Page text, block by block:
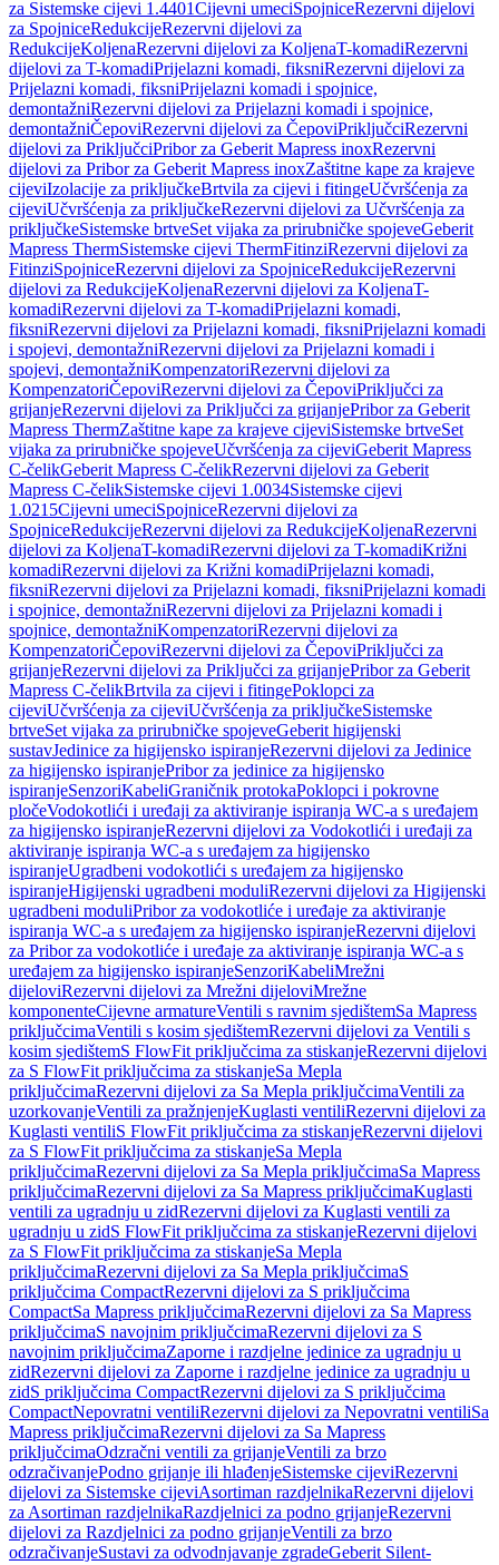
za Sistemske cijevi 1.4401Cijevni umeciSpojniceRezervni dijelovi
za SpojniceRedukcijeRezervni dijelovi za
RedukcijeKoljenaRezervni dijelovi za KoljenaT-komadiRezervni
dijelovi za T-komadiPrijelazni komadi, fiksniRezervni dijelovi za
Prijelazni komadi, fiksniPrijelazni komadi i spojnice,
demontažniRezervni dijelovi za Prijelazni komadi i spojnice,
demontažniČepoviRezervni dijelovi za ČepoviPriključciRezervni
dijelovi za PriključciPribor za Geberit Mapress inoxRezervni
dijelovi za Pribor za Geberit Mapress inoxZaštitne kape za krajeve
cijeviIzolacije za priključkeBrtvila za cijevi i fitingeUčvršćenja za
cijeviUčvršćenja za priključkeRezervni dijelovi za Učvršćenja za
priključkeSistemske brtveSet vijaka za prirubničke spojeveGeberit
Mapress ThermSistemske cijevi ThermFitinziRezervni dijelovi za
FitinziSpojniceRezervni dijelovi za SpojniceRedukcijeRezervni
dijelovi za RedukcijeKoljenaRezervni dijelovi za KoljenaT-
komadiRezervni dijelovi za T-komadiPrijelazni komadi,
fiksniRezervni dijelovi za Prijelazni komadi, fiksniPrijelazni komadi
i spojevi, demontažniRezervni dijelovi za Prijelazni komadi i
spojevi, demontažniKompenzatoriRezervni dijelovi za
KompenzatoriČepoviRezervni dijelovi za ČepoviPriključci za
grijanjeRezervni dijelovi za Priključci za grijanjePribor za Geberit
Mapress ThermZaštitne kape za krajeve cijeviSistemske brtveSet
vijaka za prirubničke spojeveUčvršćenja za cijeviGeberit Mapress
C-čelikGeberit Mapress C-čelikRezervni dijelovi za Geberit
Mapress C-čelikSistemske cijevi 1.0034Sistemske cijevi
1.0215Cijevni umeciSpojniceRezervni dijelovi za
SpojniceRedukcijeRezervni dijelovi za RedukcijeKoljenaRezervni
dijelovi za KoljenaT-komadiRezervni dijelovi za T-komadiKrižni
komadiRezervni dijelovi za Križni komadiPrijelazni komadi,
fiksniRezervni dijelovi za Prijelazni komadi, fiksniPrijelazni komadi
i spojnice, demontažniRezervni dijelovi za Prijelazni komadi i
spojnice, demontažniKompenzatoriRezervni dijelovi za
KompenzatoriČepoviRezervni dijelovi za ČepoviPriključci za
grijanjeRezervni dijelovi za Priključci za grijanjePribor za Geberit
Mapress C-čelikBrtvila za cijevi i fitingePoklopci za
cijeviUčvršćenja za cijeviUčvršćenja za priključkeSistemske
brtveSet vijaka za prirubničke spojeveGeberit higijenski
sustavJedinice za higijensko ispiranjeRezervni dijelovi za Jedinice
za higijensko ispiranjePribor za jedinice za higijensko
ispiranjeSenzoriKabeliGraničnik protokaPoklopci i pokrovne
pločeVodokotlići i uređaji za aktiviranje ispiranja WC-a s uređajem
za higijensko ispiranjeRezervni dijelovi za Vodokotlići i uređaji za
aktiviranje ispiranja WC-a s uređajem za higijensko
ispiranjeUgradbeni vodokotlići s uređajem za higijensko
ispiranjeHigijenski ugradbeni moduliRezervni dijelovi za Higijenski
ugradbeni moduliPribor za vodokotliće i uređaje za aktiviranje
ispiranja WC-a s uređajem za higijensko ispiranjeRezervni dijelovi
za Pribor za vodokotliće i uređaje za aktiviranje ispiranja WC-a s
uređajem za higijensko ispiranjeSenzoriKabeliMrežni
dijeloviRezervni dijelovi za Mrežni dijeloviMrežne
komponenteCijevne armatureVentili s ravnim sjedištemSa Mapress
priključcimaVentili s kosim sjedištemRezervni dijelovi za Ventili s
kosim sjedištemS FlowFit priključcima za stiskanjeRezervni dijelovi
za S FlowFit priključcima za stiskanjeSa Mepla
priključcimaRezervni dijelovi za Sa Mepla priključcimaVentili za
uzorkovanjeVentili za pražnjenjeKuglasti ventiliRezervni dijelovi za
Kuglasti ventiliS FlowFit priključcima za stiskanjeRezervni dijelovi
za S FlowFit priključcima za stiskanjeSa Mepla
priključcimaRezervni dijelovi za Sa Mepla priključcimaSa Mapress
priključcimaRezervni dijelovi za Sa Mapress priključcimaKuglasti
ventili za ugradnju u zidRezervni dijelovi za Kuglasti ventili za
ugradnju u zidS FlowFit priključcima za stiskanjeRezervni dijelovi
za S FlowFit priključcima za stiskanjeSa Mepla
priključcimaRezervni dijelovi za Sa Mepla priključcimaS
priključcima CompactRezervni dijelovi za S priključcima
CompactSa Mapress priključcimaRezervni dijelovi za Sa Mapress
priključcimaS navojnim priključcimaRezervni dijelovi za S
navojnim priključcimaZaporne i razdjelne jedinice za ugradnju u
zidRezervni dijelovi za Zaporne i razdjelne jedinice za ugradnju u
zidS priključcima CompactRezervni dijelovi za S priključcima
CompactNepovratni ventiliRezervni dijelovi za Nepovratni ventiliSa
Mapress priključcimaRezervni dijelovi za Sa Mapress
priključcimaOdzračni ventili za grijanjeVentili za brzo
odzračivanjePodno grijanje ili hlađenjeSistemske cijeviRezervni
dijelovi za Sistemske cijeviAsortiman razdjelnikaRezervni dijelovi
za Asortiman razdjelnikaRazdjelnici za podno grijanjeRezervni
dijelovi za Razdjelnici za podno grijanjeVentili za brzo
odzračivanjeSustavi za odvodnjavanje zgradeGeberit Silent-